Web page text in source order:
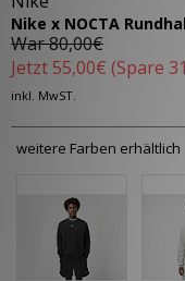
Nike x NOCTA
War80,00€
Jetzt 55,00€ (Spare
inkl. MwST.
weitere Farben erhältlich